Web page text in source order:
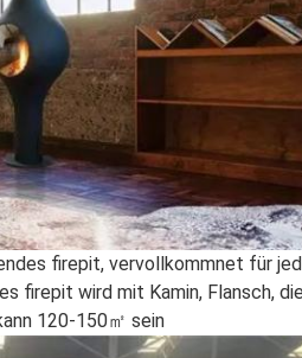
firepit, vervollkommnet für
firepit wird mit Kamin, Flansch,
120-150㎡ sein